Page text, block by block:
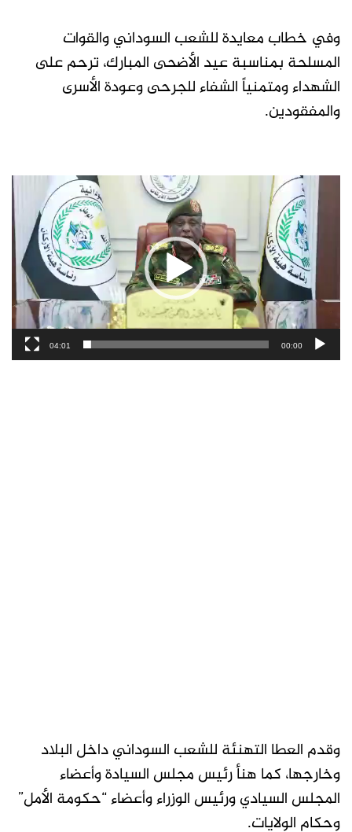
وفي خطاب معايدة للشعب السوداني والقوات
المسلحة بمناسبة عيد الأضحى المبارك، ترحم على
الشهداء ومتمنياً الشفاء للجرحى وعودة الأسرى
والمفقودين.
مشغل
الفيديو
00:00
04:01
وقدم العطا التهنئة للشعب السوداني داخل البلاد
وخارجها، كما هنأ رئيس مجلس السيادة وأعضاء
المجلس السيادي ورئيس الوزراء وأعضاء “حكومة الأمل”
وحكام الولايات.